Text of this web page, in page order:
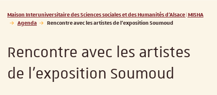
Vous êtes ici :
Maison Interuniversitaire des Sciences sociales et des Humanités d'Alsace | MISHA
Agenda
Rencontre avec les artistes de l'exposition Soumoud
Rencontre avec les artistes
de l'exposition Soumoud